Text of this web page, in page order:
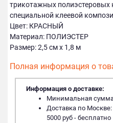
трикотажных полиэстеровых
специальной клеевой
Цвет: КРАСНЫЙ
Материал: ПОЛИЭСТЕР
Размер: 2,5 см х 1,8 м
Полная информация о
Информация о доставке:
Минимальная сумма
Доставка по Москве:
5000 руб - бесплатно